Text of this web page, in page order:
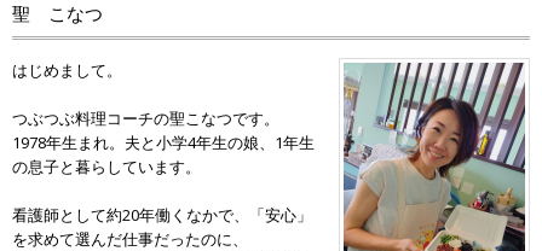
聖 こなつ
はじめまして。
つぶつぶ料理コーチの聖こなつです。
1978年生まれ。夫と小学4年生の娘、1年生
の息子と暮らしています。
看護師として約20年働くなかで、「安心」
を求めて選んだ仕事だったのに、